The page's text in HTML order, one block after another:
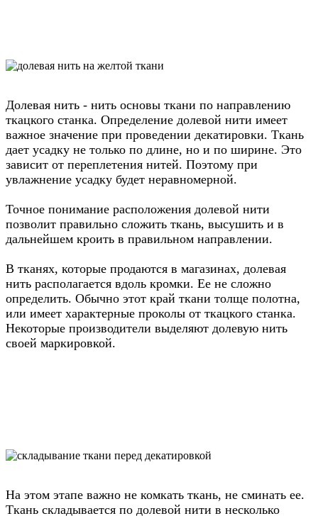
Долевая нить - нить основы ткани по направлению
ткацкого станка. Определение долевой нити имеет
важное значение при проведении декатировки. Ткань
дает усадку не только по длине, но и по ширине. Это
зависит от переплетения нитей. Поэтому при
увлажнение усадку будет неравномерной.
Точное понимание расположения долевой нити
позволит правильно сложить ткань, высушить и в
дальнейшем кроить в правильном направлении.
В тканях, которые продаются в магазинах, долевая
нить располагается вдоль кромки. Ее не сложно
определить. Обычно этот край ткани толще полотна,
или имеет характерные проколы от ткацкого станка.
Некоторые производители выделяют долевую нить
своей маркировкой.
На этом этапе важно не комкать ткань, не сминать ее.
Ткань складывается по долевой нити в несколько